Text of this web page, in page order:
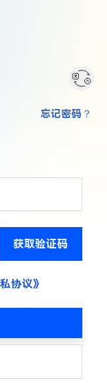
获取验证码
协议》
忘记密码？